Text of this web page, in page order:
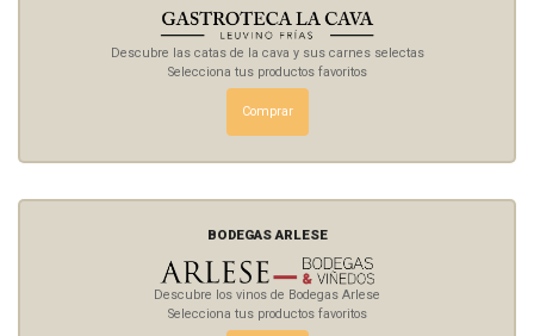
Descubre las catas de la cava y sus carnes selectas
Selecciona tus productos favoritos
Comprar
BODEGAS ARLESE
Descubre los vinos de Bodegas Arlese
Selecciona tus productos favoritos